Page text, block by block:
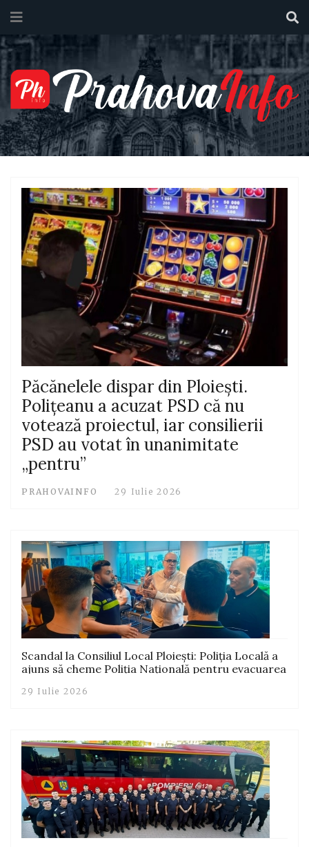
Păcănelele dispar din Ploiești.
Polițeanu a acuzat PSD că nu
votează proiectul, iar consilierii
PSD au votat în unanimitate
„pentru”
PRAHOVAINFO 29 Iulie 2026
Scandal la Consiliul Local Ploiești: Poliția Locală a
ajuns să cheme Poliția Națională pentru evacuarea
29 Iulie 2026